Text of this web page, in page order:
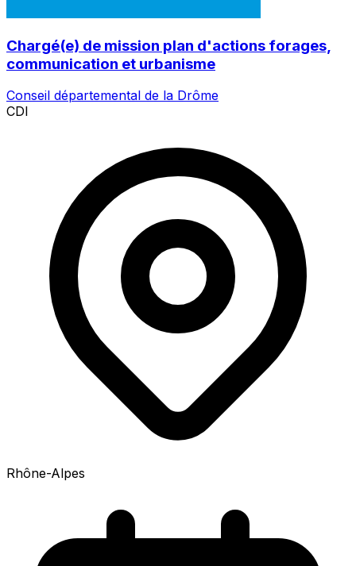
Chargé(e) de mission plan d'actions forages,
communication et urbanisme
Conseil départemental de la Drôme
CDI
Rhône-Alpes